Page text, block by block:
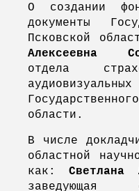
О создании
документы
Псковской
Алексеевна
отдела
области.
В числе
областной
как:Светлана
заведующая